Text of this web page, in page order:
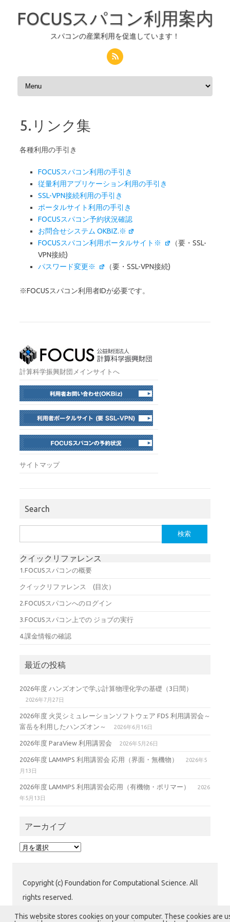
FOCUSスパコン利用案内
スパコンの産業利用を促進しています！
コンテンツへスキップ
5.リンク集
各種利用の手引き
FOCUSスパコン利用の手引き
従量利用アプリケーション利用の手引き
SSL-VPN接続利用の手引き
ポータルサイト利用の手引き
FOCUSスパコン予約状況確認
お問合せシステム OKBIZ.※
FOCUSスパコン利用ポータルサイト※
（要・SSL-
VPN接続)
パスワード変更※
（要・SSL-VPN接続)
※FOCUSスパコン利用者IDが必要です。
計算科学振興財団メインサイトへ
サイトマップ
Search
索:
クイックリファレンス
1.FOCUSスパコンの概要
クイックリファレンス (目次）
2.FOCUSスパコンへのログイン
3.FOCUSスパコン上での ジョブの実行
4.課金情報の確認
最近の投稿
2026年度 ハンズオンで学ぶ計算物理化学の基礎（3日間）
2026年7月27日
2026年度 火災シミュレーションソフトウェア FDS 利用講習会～
富岳を利用したハンズオン～
2026年6月16日
2026年度 ParaView 利用講習会 2026年5月26日
2026年度 LAMMPS 利用講習会 応用（界面・無機物）
2026年5
月13日
2026年度 LAMMPS 利用講習会応用（有機物・ポリマー）
2026
年5月13日
アーカイブ
ア
ブ
Copyright (c) Foundation for Computational Science. All
rights reserved.
公益財団法人 計算科学振興財団 (FOCUS) 運用グループ
This website stores cookies on your computer. These cookies are